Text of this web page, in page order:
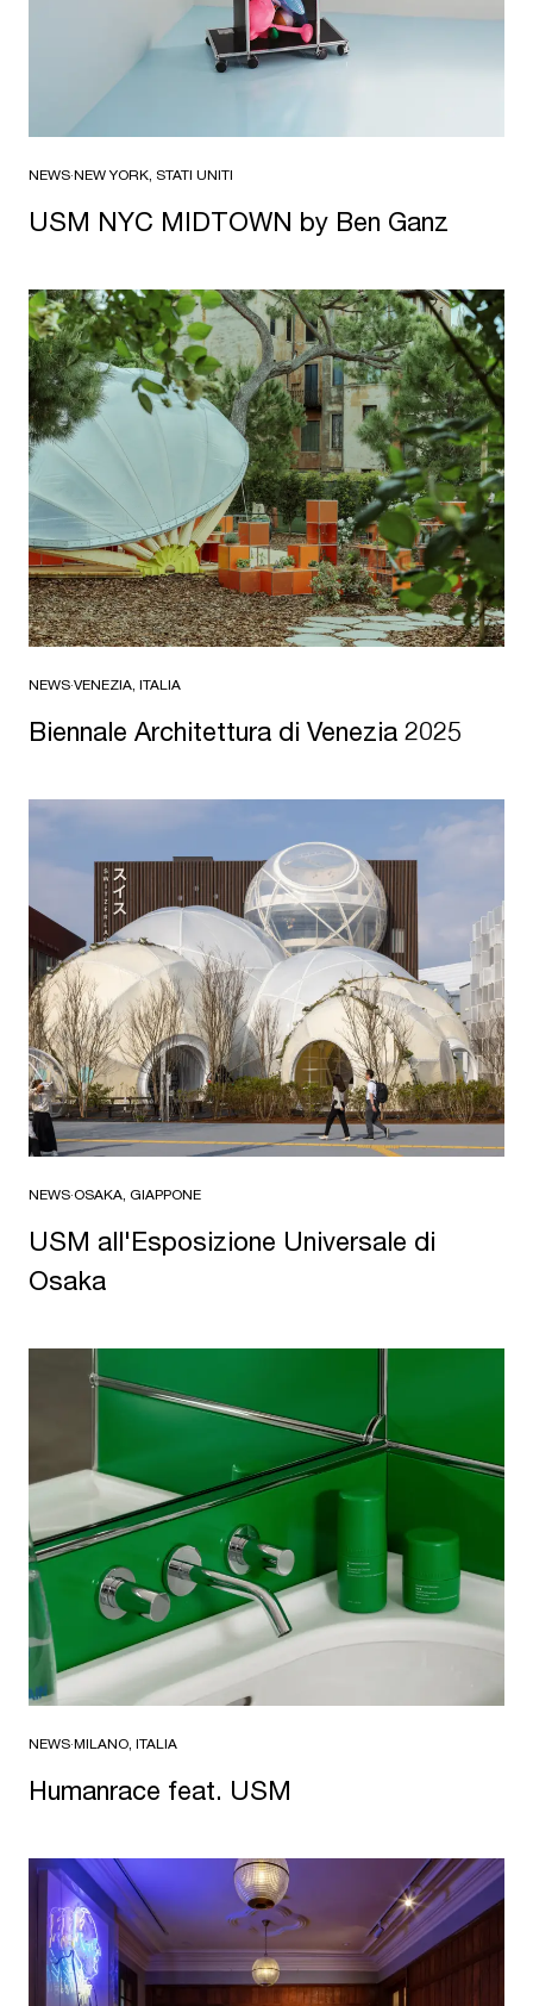
NEWS·NEW YORK, STATI UNITI
USM NYC MIDTOWN by Ben Ganz
NEWS·VENEZIA, ITALIA
Biennale Architettura di Venezia 2025
NEWS·OSAKA, GIAPPONE
USM all'Esposizione Universale di
Osaka
NEWS·MILANO, ITALIA
Humanrace feat. USM